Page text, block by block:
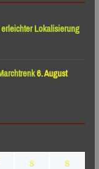
Lokalisierung
6. August
S
S